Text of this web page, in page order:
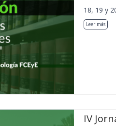
18, 19 y
Leer más
IV